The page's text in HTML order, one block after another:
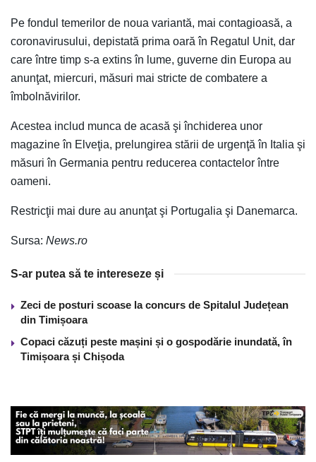
Pe fondul temerilor de noua variantă, mai contagioasă, a
coronavirusului, depistată prima oară în Regatul Unit, dar
care între timp s-a extins în lume, guverne din Europa au
anunţat, miercuri, măsuri mai stricte de combatere a
îmbolnăvirilor.
Acestea includ munca de acasă şi închiderea unor
magazine în Elveţia, prelungirea stării de urgenţă în Italia şi
măsuri în Germania pentru reducerea contactelor între
oameni.
Restricţii mai dure au anunţat şi Portugalia şi Danemarca.
Sursa: News.ro
S-ar putea să te intereseze și
Zeci de posturi scoase la concurs de Spitalul Județean
din Timișoara
Copaci căzuți peste mașini și o gospodărie inundată, în
Timișoara și Chișoda